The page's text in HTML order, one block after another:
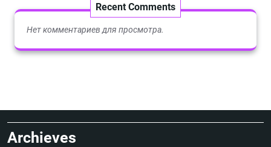
Recent Comments
Нет комментариев для просмотра.
Archieves